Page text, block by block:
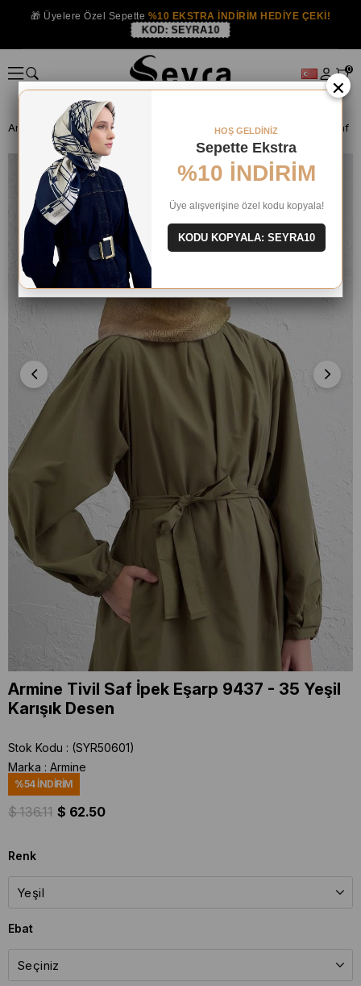
🎁 Üyelere Özel Sepette %10 EKSTRA İNDİRİM HEDİYE ÇEKİ!
KOD: SEYRA10
0
Anasayfa İPEK EŞARP Armine İpek 2025-26 Kış
Armine Tivil Saf İpek Eşarp 9437 - 35 Yeşil
Karışık Desen
Stok Kodu
(SYR50601)
Marka : Armine
%54İNDIRIM
$ 136.11 $ 62.50
Renk
Ebat
×
HOŞ GELDİNİZ
Sepette Ekstra
%10 İNDİRİM
Üye alışverişine özel kodu kopyala!
KODU KOPYALA: SEYRA10